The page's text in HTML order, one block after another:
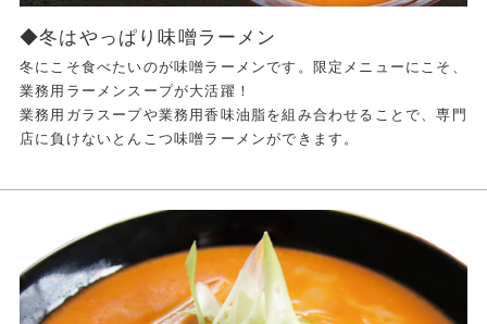
◆冬はやっぱり味噌ラーメン
冬にこそ食べたいのが味噌ラーメンです。限定メニューにこそ、
業務用ラーメンスープが大活躍！
業務用ガラスープや業務用香味油脂を組み合わせることで、専門
店に負けないとんこつ味噌ラーメンができます。